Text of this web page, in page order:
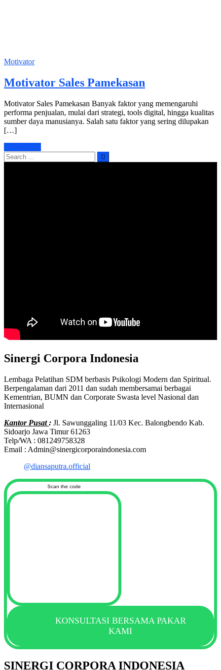
Motivator
Motivator Sales Pamekasan
Motivator Sales Pamekasan Banyak faktor yang memengaruhi
performa penjualan, mulai dari strategi, tools digital, hingga kualitas
sumber daya manusianya. Salah satu faktor yang sering dilupakan
[…]
Search
for:
Sinergi Corpora Indonesia
Lembaga Pelatihan SDM berbasis Psikologi Modern dan Spiritual.
Berpengalaman dari 2011 dan sudah membersamai berbagai
Kementrian, BUMN dan Corporate Swasta level Nasional dan
Internasional
Kantor Pusat: Jl. Sawunggaling 11/03 Kec. Balongbendo Kab.
Sidoarjo Jawa Timur 61263
Telp/WA : 081249758328
Email : Admin@sinergicorporaindonesia.com
@diansaputra.official
Scan the code
KONSULTASI BERSAMA PAKAR
KAMI
SINERGI CORPORA INDONESIA